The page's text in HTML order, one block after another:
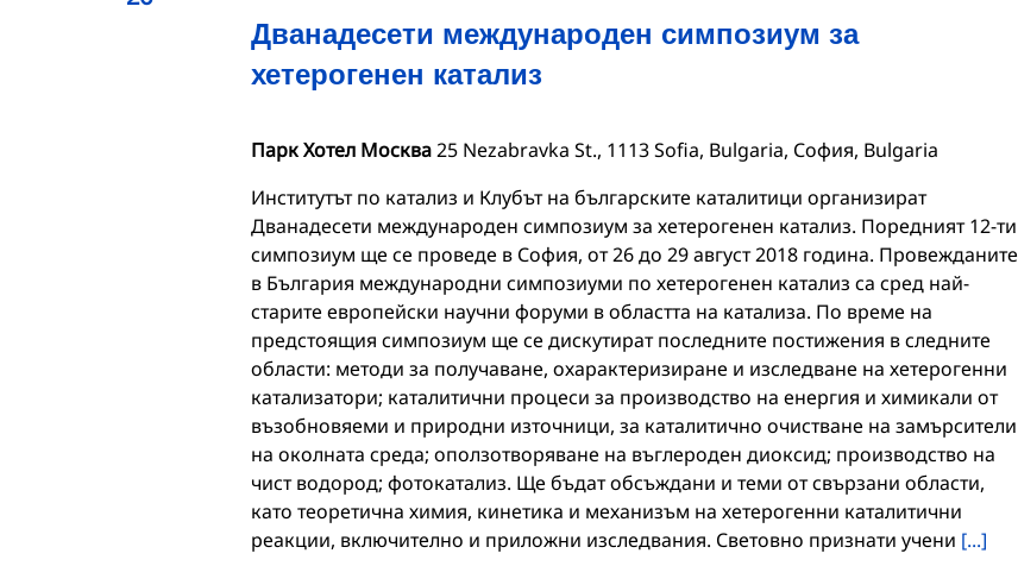
Дванадесети международен симпозиум за
хетерогенен катализ
Парк Хотел Москва25 Nezabravka St., 1113 Sofia, Bulgaria, София, Bulgaria
Институтът по катализ и Клубът на българските каталитици организират
Дванадесети международен симпозиум за хетерогенен катализ. Поредният 12-ти
симпозиум ще се проведе в София, от 26 до 29 август 2018 година. Провежданите
в България международни симпозиуми по хетерогенен катализ са сред най-
старите европейски научни форуми в областта на катализа. По време на
предстоящия симпозиум ще се дискутират последните постижения в следните
области: методи за получаване, охарактеризиране и изследване на хетерогенни
катализатори; каталитични процеси за производство на енергия и химикали от
възобновяеми и природни източници, за каталитично очистване на замърсители
на околната среда; оползотворяване на въглероден диоксид; производство на
чист водород; фотокатализ. Ще бъдат обсъждани и теми от свързани области,
като теоретична химия, кинетика и механизъм на хетерогенни каталитични
реакции, включително и приложни изследвания. Световно признати учени [...]